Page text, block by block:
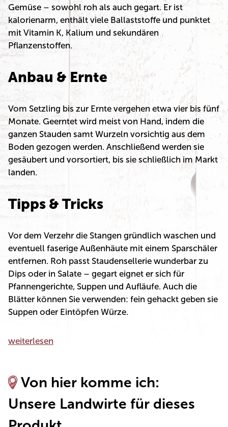
Gemüse – sowohl roh als auch gegart. Er ist
kalorienarm, enthält viele Ballaststoffe und punktet
mit Vitamin K, Kalium und sekundären
Pflanzenstoffen.
Anbau & Ernte
Vom Setzling bis zur Ernte vergehen etwa vier bis fünf
Monate. Geerntet wird meist von Hand, indem die
ganzen Stauden samt Wurzeln vorsichtig aus dem
Boden gezogen werden. Anschließend werden sie
gesäubert und vorsortiert, bis sie schließlich im Markt
landen.
Tipps & Tricks
Vor dem Verzehr die Stangen gründlich waschen und
eventuell faserige Außenhäute mit einem Sparschäler
entfernen. Roh passt Staudensellerie wunderbar zu
Dips oder in Salate – gegart eignet er sich für
Pfannengerichte, Suppen und Aufläufe. Auch die
Blätter können Sie verwenden: fein gehackt geben sie
Suppen oder Eintöpfen Würze.
weiterlesen
Von hier komme ich:
Unsere Landwirte für dieses